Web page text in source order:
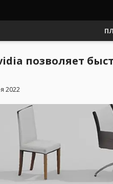
позволяет
2022